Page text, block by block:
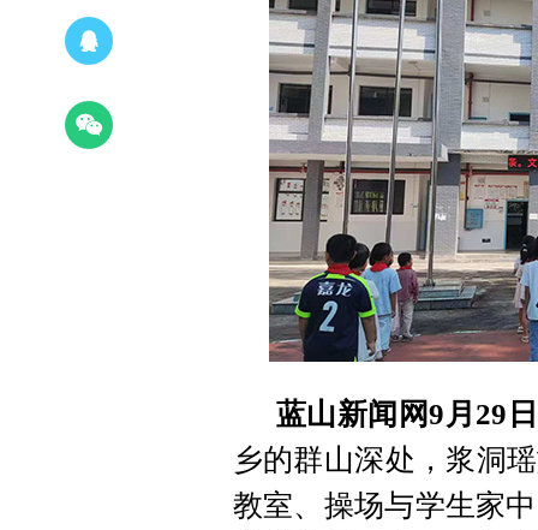
蓝山新闻网9月29
乡的群山深处，浆洞
教室、操场与学生家